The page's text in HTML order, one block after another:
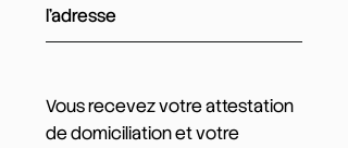
l'adresse
Vous recevez votre attestation
de domiciliation et votre